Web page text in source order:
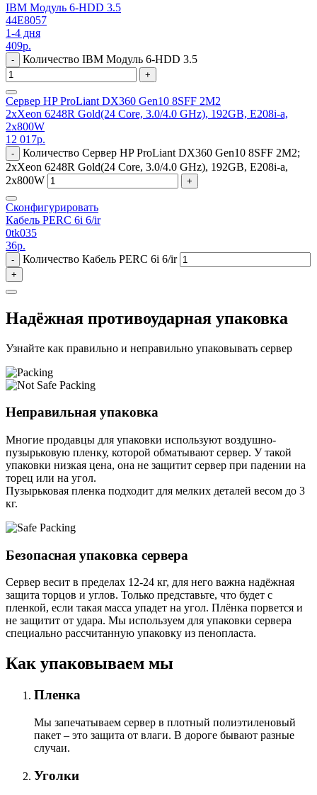
IBM Модуль 6-HDD 3.5
44E8057
1-4 дня
409р.
- Количество IBM Модуль 6-HDD 3.5
+
Сервер HP ProLiant DX360 Gen10 8SFF 2M2
2xXeon 6248R Gold(24 Core, 3.0/4.0 GHz), 192GB, E208i-a,
2x800W
12 017р.
-
Количество Сервер HP ProLiant DX360 Gen10 8SFF 2M2;
2xXeon 6248R Gold(24 Core, 3.0/4.0 GHz), 192GB, E208i-a,
2x800W
+
Сконфигурировать
Кабель PERC 6i 6/ir
0tk035
36р.
- Количество Кабель PERC 6i 6/ir
+
Надёжная противоударная упаковка
Узнайте как правильно и неправильно упаковывать сервер
Неправильная упаковка
Многие продавцы для упаковки используют воздушно-
пузырьковую пленку, которой обматывают сервер. У такой
упаковки низкая цена, она не защитит сервер при падении на
торец или на угол.
Пузырьковая пленка подходит для мелких деталей весом до 3
кг.
Безопасная упаковка сервера
Сервер весит в пределах 12-24 кг, для него важна надёжная
защита торцов и углов. Только представьте, что будет с
пленкой, если такая масса упадет на угол. Плёнка порвется и
не защитит от удара. Мы используем для упаковки сервера
специально расcчитанную упаковку из пенопласта.
Как упаковываем мы
Пленка
Мы запечатываем сервер в плотный полиэтиленовый
пакет – это защита от влаги. В дороге бывают разные
случаи.
Уголки